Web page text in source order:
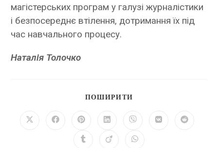
магістерських програм у галузі журналістики
і безпосереднє втілення, дотримання їх під
час навчального процесу.
Наталія Толочко
ПОШИРИТИ